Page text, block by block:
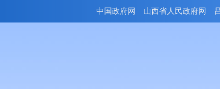
中国政府网 山西省人民政府网